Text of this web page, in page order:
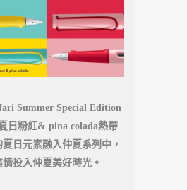
Summer Special Edition
日粉紅& pina colada熱帶
日元素融入仲夏系列中，
投入仲夏美好時光。